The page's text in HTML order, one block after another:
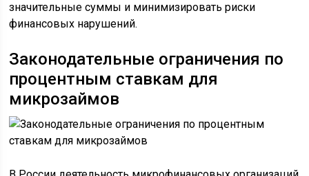
значительные суммы и минимизировать риски
финансовых нарушений.
Законодательные ограничения по
процентным ставкам для
микрозаймов